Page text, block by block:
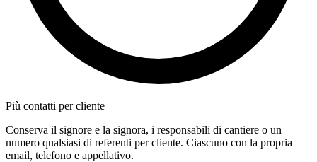
Più contatti per cliente
Conserva il signore e la signora, i responsabili di cantiere o un
numero qualsiasi di referenti per cliente. Ciascuno con la propria
email, telefono e appellativo.